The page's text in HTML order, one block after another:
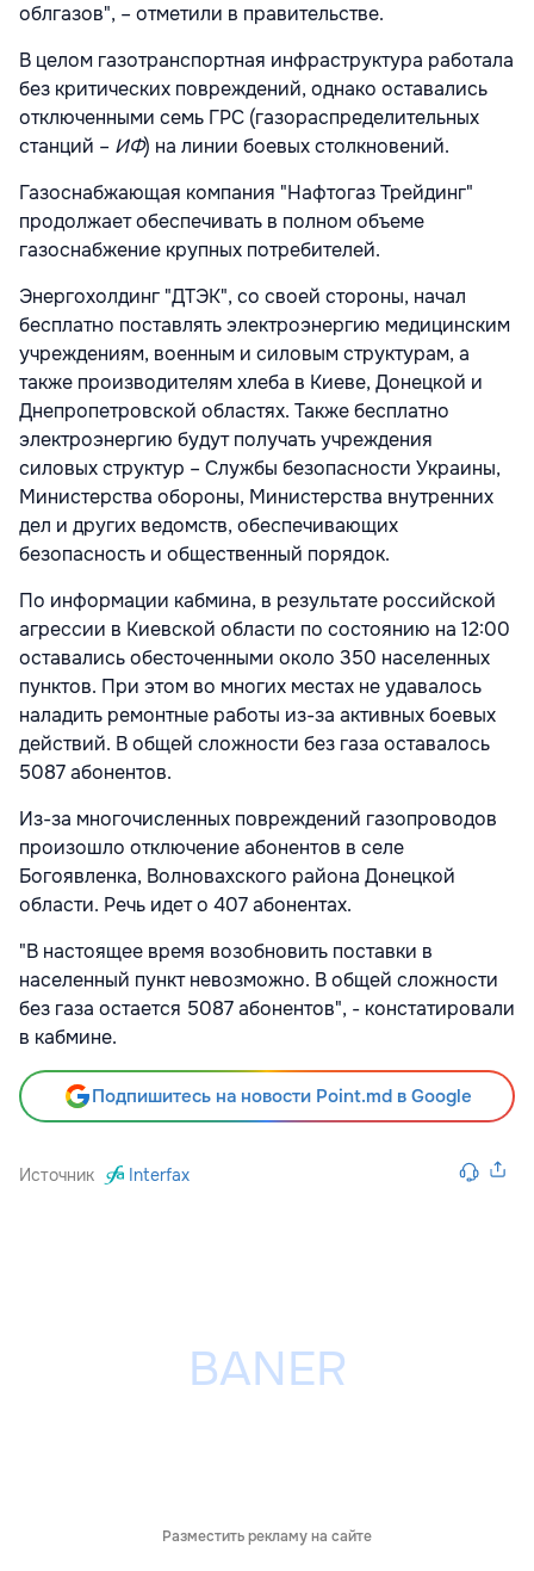
облгазов", – отметили в правительстве.
В целом газотранспортная инфраструктура работала
без критических повреждений, однако оставались
отключенными семь ГРС (газораспределительных
станций – ИФ) на линии боевых столкновений.
Газоснабжающая компания "Нафтогаз Трейдинг"
продолжает обеспечивать в полном объеме
газоснабжение крупных потребителей.
Энергохолдинг "ДТЭК", со своей стороны, начал
бесплатно поставлять электроэнергию медицинским
учреждениям, военным и силовым структурам, а
также производителям хлеба в Киеве, Донецкой и
Днепропетровской областях. Также бесплатно
электроэнергию будут получать учреждения
силовых структур – Службы безопасности Украины,
Министерства обороны, Министерства внутренних
дел и других ведомств, обеспечивающих
безопасность и общественный порядок.
По информации кабмина, в результате российской
агрессии в Киевской области по состоянию на 12:00
оставались обесточенными около 350 населенных
пунктов. При этом во многих местах не удавалось
наладить ремонтные работы из-за активных боевых
действий. В общей сложности без газа оставалось
5087 абонентов.
Из-за многочисленных повреждений газопроводов
произошло отключение абонентов в селе
Богоявленка, Волновахского района Донецкой
области. Речь идет о 407 абонентах.
"В настоящее время возобновить поставки в
населенный пункт невозможно. В общей сложности
без газа остается 5087 абонентов", - констатировали
в кабмине.
Подпишитесь на новости Point.md в Google
Источник Interfax
Разместить рекламу на сайте